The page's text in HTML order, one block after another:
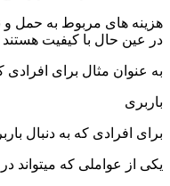
هزینه های مربوط به حمل و
در عین حال با کیفیت هستند
به عنوان مثال برای
باربری
برای افرادی که به دنبال
یکی از عواملی که میتواند